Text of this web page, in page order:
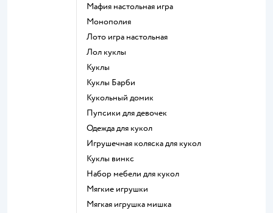
Мафия настольная игра
Монополия
Лото игра настольная
Лол куклы
Куклы
Куклы Барби
Кукольный домик
Пупсики для девочек
Одежда для кукол
Игрушечная коляска для кукол
Куклы винкс
Набор мебели для кукол
Мягкие игрушки
Мягкая игрушка мишка